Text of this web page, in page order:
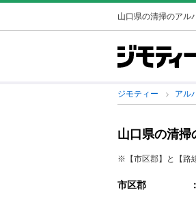
山口県の清掃のアル
ジモティー アル
山口県の清掃
※【市区郡】と【路
市区郡 ：